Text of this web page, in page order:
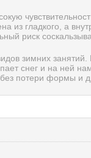
из гладкого, а
риск
зимних
снег и на ней
потери формы и